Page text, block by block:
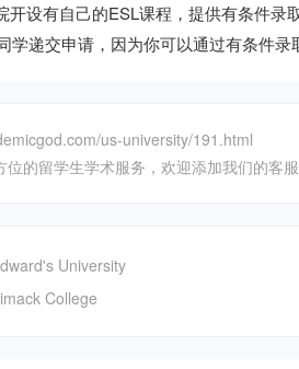
开设有自己的ESL课程，提供有条件
学递交申请，因为你可以通过有条件录
us-university/191.html
的留学生学术服务，欢迎添加我们的客
University
College